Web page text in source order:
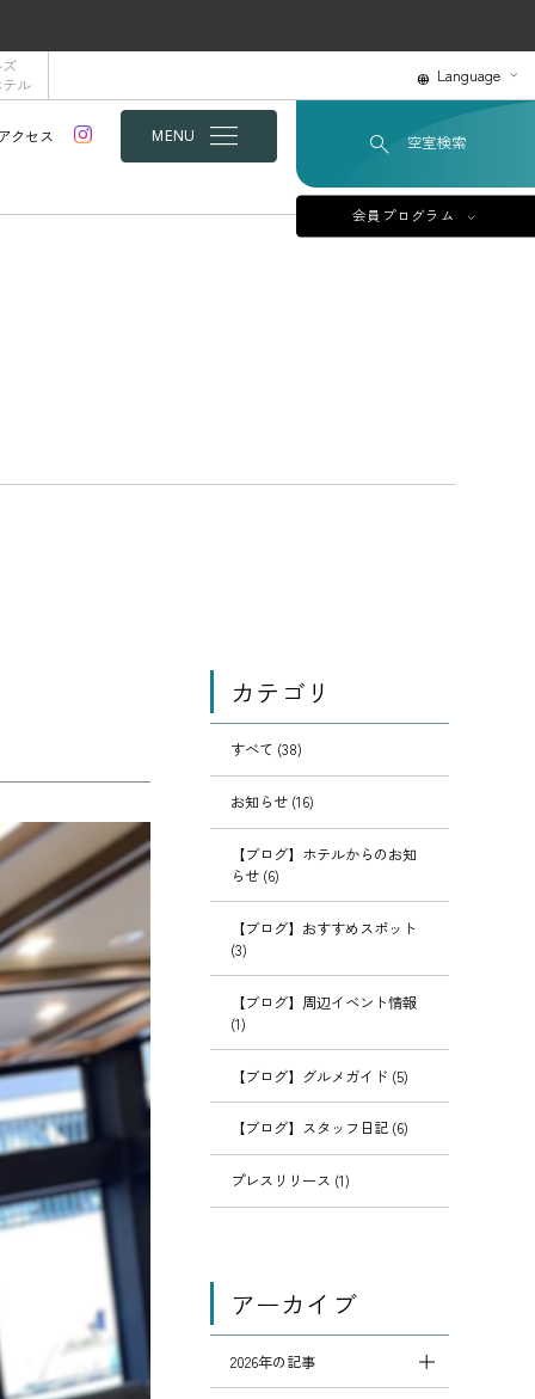
ル
Language
クセス MENU 空室検索
会員プログラム
カテゴリ
すべて (38)
お知らせ (16)
【ブログ】ホテルからのお知
らせ (6)
【ブログ】おすすめスポット
(3)
【ブログ】周辺イベント情報
(1)
【ブログ】グルメガイド (5)
【ブログ】スタッフ日記 (6)
プレスリリース (1)
アーカイブ
2026年の記事